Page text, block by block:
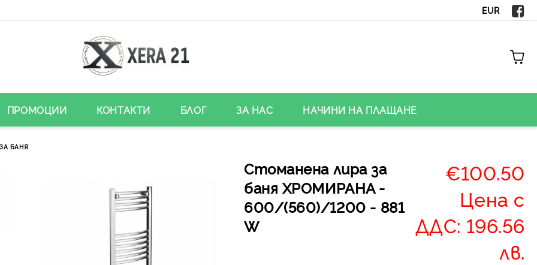
EUR
ПРОМОЦИИ КОНТАКТИ БЛОГ ЗА НАС НАЧИНИ НА ПЛАЩАНЕ
БАНЯ
Стоманена лира за
баня ХРОМИРАНА -
600/(560)/1200 - 881
W
€100.50
Цена с
ДДС: 196.56
лв.